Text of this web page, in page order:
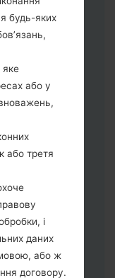
клавіші:
та Bixbi.
клавіші:
гучності.
до ПК
клавіші:
та
натисніть
Bixbi.
клавіші:
до ПК,
Ваш
будь-яких
яке
або у
або третя
і
даних
або ж
договору.